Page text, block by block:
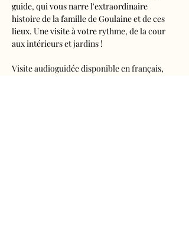
guide, qui vous narre l'extraordinaire
histoire de la famille de Goulaine et de ces
lieux. Une visite à votre rythme, de la cour
aux intérieurs et jardins !
Visite audioguidée disponible en français,